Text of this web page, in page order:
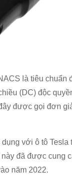
là tiêu chuẩn
(DC) độc
được gọi đơn
với ô tô Tesla
đã được cung
năm 2022.